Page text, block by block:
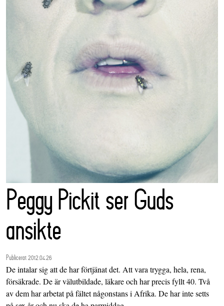
Peggy Pickit ser Guds
ansikte
Publicerat 2012.04.26
De intalar sig att de har förtjänat det. Att vara trygga, hela, rena,
försäkrade. De är välutbildade, läkare och har precis fyllt 40. Två
av dem har arbetat på fältet någonstans i Afrika. De har inte setts